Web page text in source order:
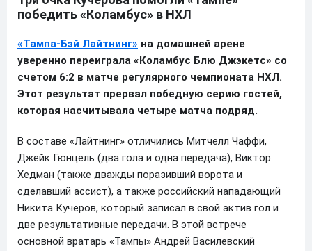
победить «Коламбус» в НХЛ
«Тампа-Бэй Лайтнинг» на домашней арене
уверенно переиграла «Коламбус Блю Джэкетс» со
счетом 6:2 в матче регулярного чемпионата НХЛ.
Этот результат прервал победную серию гостей,
которая насчитывала четыре матча подряд.
В составе «Лайтнинг» отличились Митчелл Чаффи,
Джейк Гюнцель (два гола и одна передача), Виктор
Хедман (также дважды поразивший ворота и
сделавший ассист), а также российский нападающий
Никита Кучеров, который записал в свой актив гол и
две результативные передачи. В этой встрече
основной вратарь «Тампы» Андрей Василевский